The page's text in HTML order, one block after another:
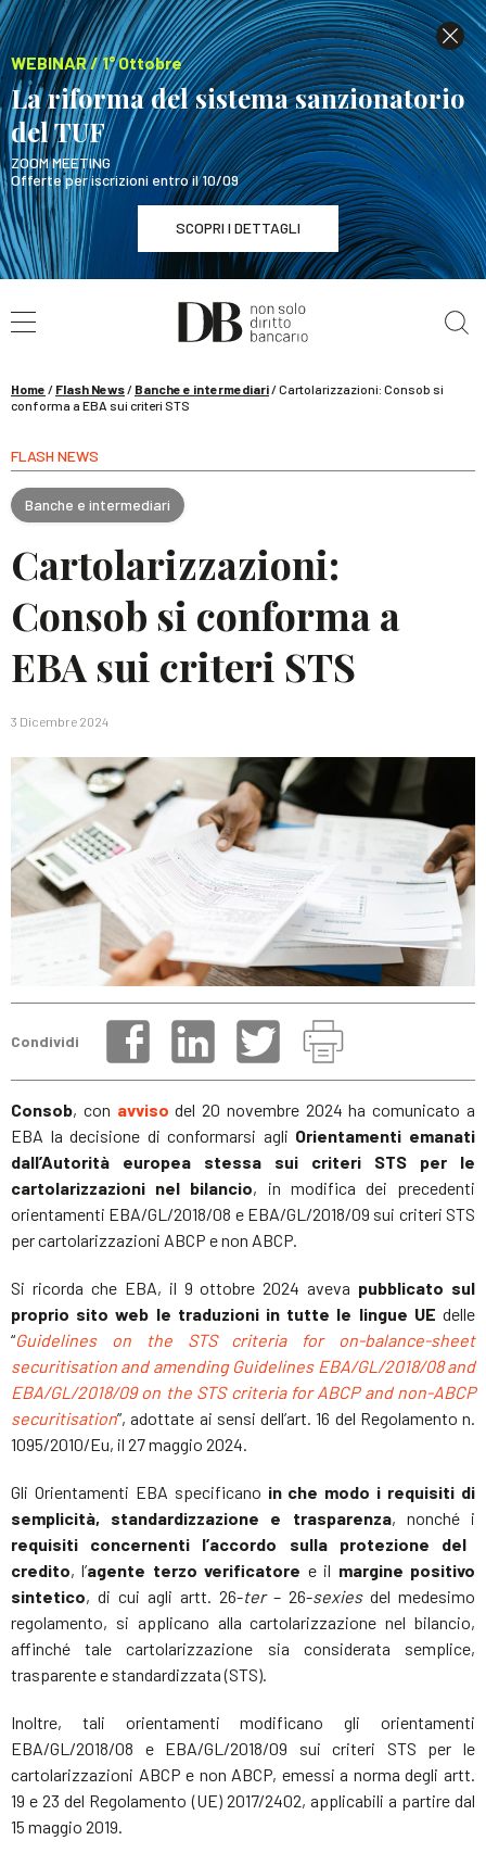
WEBINAR / 1° Ottobre
La riforma del sistema sanzionatorio
del TUF
ZOOM MEETING
Offerte per iscrizioni entro il 10/09
SCOPRI I DETTAGLI
WEBINAR / 1° Ottobre
La riforma del sistema sanzionatorio del TUF
Home / Flash News/ Banche e intermediari/Cartolarizzazioni: Consob si
conforma a EBA sui criteri STS
FLASH NEWS
Banche e intermediari
Cartolarizzazioni:
Consob si conforma a
EBA sui criteri STS
3 Dicembre 2024
Condividi
Consob, con avviso del 20 novembre 2024 ha comunicato a
EBA la decisione di conformarsi agli Orientamenti emanati
dall’Autorità europea stessa sui criteri STS per le
cartolarizzazioni nel bilancio, in modifica dei precedenti
orientamenti EBA/GL/2018/08 e EBA/GL/2018/09 sui criteri STS
per cartolarizzazioni ABCP e non ABCP.
Si ricorda che EBA, il 9 ottobre 2024 aveva pubblicato sul
proprio sito web le traduzioni in tutte le lingue UE delle
“Guidelines on the STS criteria for on-balance-sheet
securitisation and amending Guidelines EBA/GL/2018/08 and
EBA/GL/2018/09 on the STS criteria for ABCP and non-ABCP
securitisation”, adottate ai sensi dell’art. 16 del Regolamento n.
1095/2010/Eu, il 27 maggio 2024.
Gli Orientamenti EBA specificano in che modo i requisiti di
semplicità, standardizzazione e trasparenza, nonché i
requisiti concernenti l’accordo sulla protezione del
credito, l’agente terzo verificatore e il margine positivo
sintetico, di cui agli artt. 26-ter– 26-sexiesdel medesimo
regolamento, si applicano alla cartolarizzazione nel bilancio,
affinché tale cartolarizzazione sia considerata semplice,
trasparente e standardizzata (STS).
Inoltre, tali orientamenti modificano gli orientamenti
EBA/GL/2018/08 e EBA/GL/2018/09 sui criteri STS per le
cartolarizzazioni ABCP e non ABCP, emessi a norma degli artt.
19 e 23 del Regolamento (UE) 2017/2402, applicabili a partire dal
15 maggio 2019.